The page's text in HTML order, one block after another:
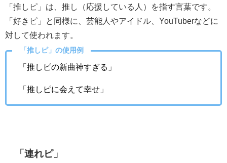
「推しピ」は、推し（応援している人）を指す言葉です。
「好きピ」と同様に、芸能人やアイドル、YouTuberなどに
対して使われます。
「推しピ」の使用例
「推しピの新曲神すぎる」
「推しピに会えて幸せ」
「連れピ」